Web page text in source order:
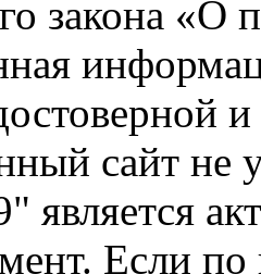
закона «О
сайт не
Если